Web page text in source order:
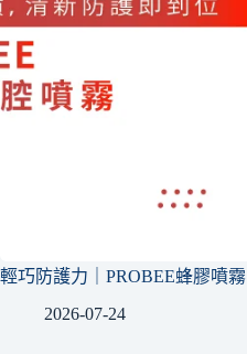
輕巧防護力｜PROBEE蜂膠噴霧
2026-07-24